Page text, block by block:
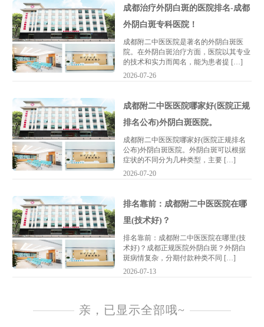
成都治疗外阴白斑的医院排名-成都
外阴白斑专科医院！
成都附二中医医院是著名的外阴白斑医
院。在外阴白斑治疗方面，医院以其专业
的技术和实力而闻名，能为患者提 […]
2026-07-26
成都附二中医医院哪家好(医院正规
排名公布)外阴白斑医院。
成都附二中医医院哪家好(医院正规排名
公布)外阴白斑医院。外阴白斑可以根据
症状的不同分为几种类型，主要 […]
2026-07-20
排名靠前：成都附二中医医院在哪
里(技术好)？
排名靠前：成都附二中医医院在哪里(技
术好)？成都正规医院外阴白斑？外阴白
斑病情复杂，分期付款种类不同 […]
2026-07-13
亲，已显示全部哦~